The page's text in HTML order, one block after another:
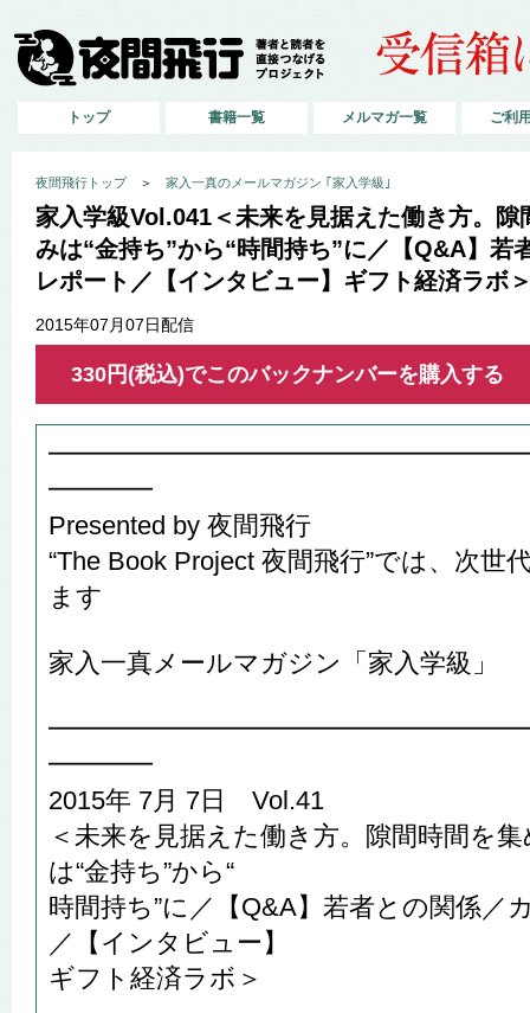
トップ 書籍一覧 メルマガ一覧 ご利
夜間飛行トップ＞ 家入一真のメールマガジン ｢家入学級｣
家入学級Vol.041＜未来を見据えた働き方。
みは“金持ち”から“時間持ち”に／【Q&A】若
レポート／【インタビュー】ギフト経済ラボ
2015年07月07日配信
330円(税込)でこのバックナンバーを購入する
━━━━
Presented by 夜間飛行
“The Book Project 夜間飛行”では、次世
ます
家入一真メールマガジン「家入学級」
━━━━
2015年 7月 7日 Vol.41
＜未来を見据えた働き方。隙間時間を
は“金持ち”から“
時間持ち”に／【Q&A】若者との関係／
／【インタビュー】
ギフト経済ラボ＞